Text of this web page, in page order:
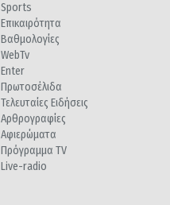
Sports
Επικαιρότητα
Βαθμολογίες
WebTv
Enter
Πρωτοσέλιδα
Τελευταίες Ειδήσεις
Αρθρογραφίες
Αφιερώματα
Πρόγραμμα TV
Live-radio